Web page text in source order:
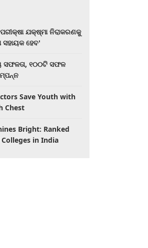
ଯକ୍ଷ୍ମା ନିରାକରଣକୁ
ହେବ'
୧୦୦ଟି ସଫଳ
Save Youth with
Chest
Bright: Ranked
in India